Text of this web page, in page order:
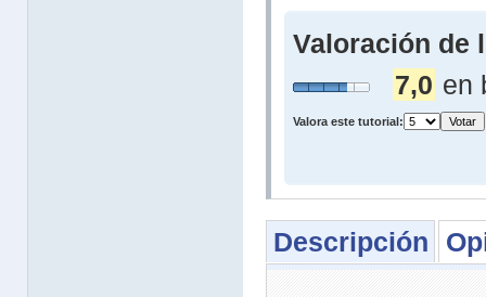
Valoración de
7,0 en
Valora este tutorial:
Descripción